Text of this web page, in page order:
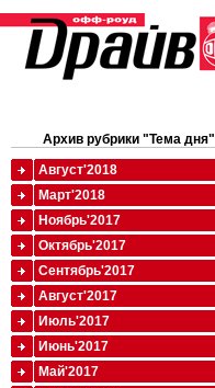
Архив рубрики "Тема дня"
Август'2018
Март'2018
Ноябрь'2017
Октябрь'2017
Сентябрь'2017
Август'2017
Июль'2017
Июнь'2017
Май'2017